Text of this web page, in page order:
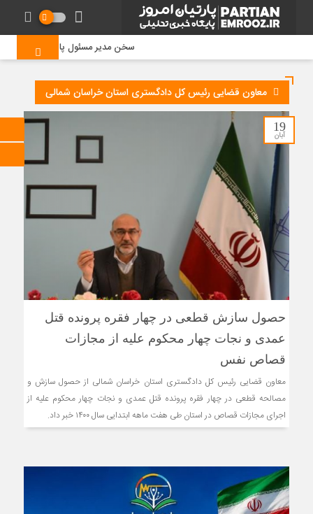
سخن مدیر مسئول پایگاه خبری
معاون قضایی رئیس کل دادگستری استان خراسان شمالی
19
آبان
حصول سازش قطعی در چهار فقره پرونده قتل
عمدی و نجات چهار محکوم علیه از مجازات
قصاص نفس
معاون قضایی رئیس کل دادگستری استان خراسان شمالی از حصول سازش و
مصالحه قطعی در چهار فقره پرونده قتل عمدی و نجات چهار محکوم علیه از
اجرای مجازات قصاص در استان طی هفت ماهه ابتدایی سال ۱۴۰۰ خبر داد.